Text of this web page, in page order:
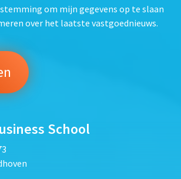
om mijn gegevens op te slaan
over het laatste vastgoednieuws.
School